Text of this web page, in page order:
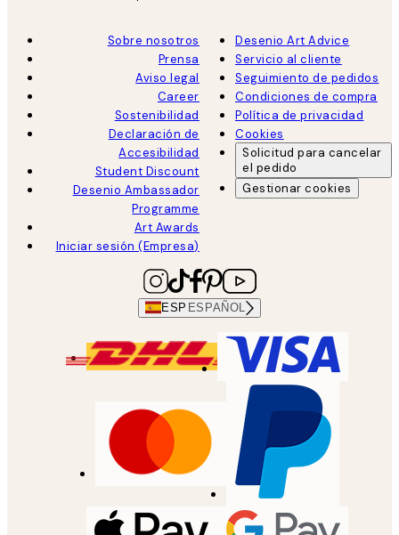
Sobre nosotros
Prensa
Aviso legal
Career
Sostenibilidad
Declaración de
Accesibilidad
Student Discount
Desenio Ambassador
Programme
Art Awards
Iniciar sesión (Empresa)
Desenio Art Advice
Servicio al cliente
Seguimiento de pedidos
Condiciones de compra
Política de privacidad
Cookies
Solicitud para cancelar
el pedido
Gestionar cookies
ESP ESPAÑOL